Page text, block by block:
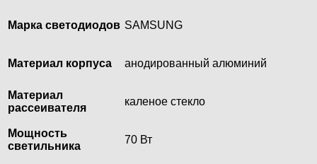
Марка светодиодов SAMSUNG
Материал корпуса анодированный алюминий
Материал
рассеивателя
каленое стекло
Мощность
светильника
70 Вт